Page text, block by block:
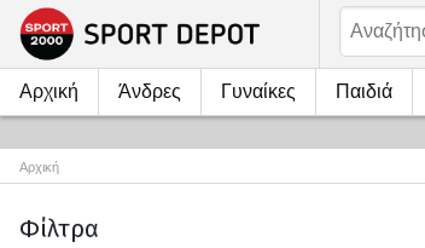
Αρχική Άνδρες Γυναίκες Παιδιά
Αρχική
Φίλτρα